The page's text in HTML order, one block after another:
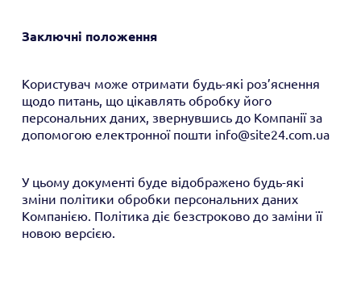
Заключні положення
Користувач може отримати будь-які роз’яснення
щодо питань, що цікавлять обробку його
персональних даних, звернувшись до Компанії за
допомогою електронної пошти info@site24.com.ua
У цьому документі буде відображено будь-які
зміни політики обробки персональних даних
Компанією. Політика діє безстроково до заміни її
новою версією.